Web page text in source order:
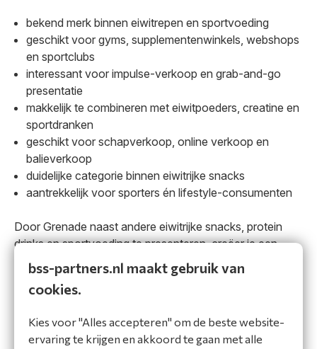
bekend merk binnen eiwitrepen en sportvoeding
geschikt voor gyms, supplementenwinkels, webshops
en sportclubs
interessant voor impulse-verkoop en grab-and-go
presentatie
makkelijk te combineren met eiwitpoeders, creatine en
sportdranken
geschikt voor schapverkoop, online verkoop en
balieverkoop
duidelijke categorie binnen eiwitrijke snacks
aantrekkelijk voor sporters én lifestyle-consumenten
Door Grenade naast andere eiwitrijke snacks, protein
drinks en sportvoeding te presenteren, creëer je een
logische snackcategorie voor klanten die gemak en
eiwitinname willen combineren.
Populaire Grenade producten voor
zakelijke verkoop
bss-partners.nl maakt gebruik van
cookies.
Kies voor "Alles accepteren" om de beste website-
ervaring te krijgen en akkoord te gaan met alle